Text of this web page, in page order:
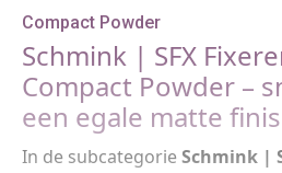
Compact Powder
Schmink | SFX
Compact Powder –
een egale matte
In de subcategorie Schmink |